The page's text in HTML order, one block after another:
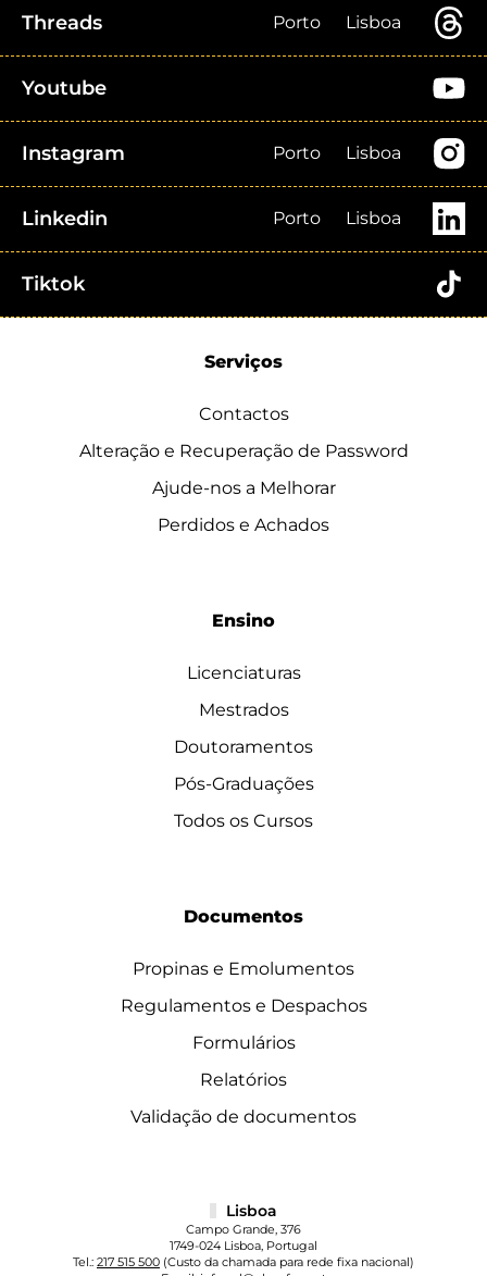
Threads Porto Lisboa
Youtube
Instagram Porto Lisboa
Linkedin Porto Lisboa
Tiktok
Serviços
Contactos
Alteração e Recuperação de Password
Ajude-nos a Melhorar
Perdidos e Achados
Ensino
Licenciaturas
Mestrados
Doutoramentos
Pós-Graduações
Todos os Cursos
Documentos
Propinas e Emolumentos
Regulamentos e Despachos
Formulários
Relatórios
Validação de documentos
Lisboa
Campo Grande, 376
1749-024 Lisboa, Portugal
Tel.: 217 515 500 (Custo da chamada para rede fixa nacional)